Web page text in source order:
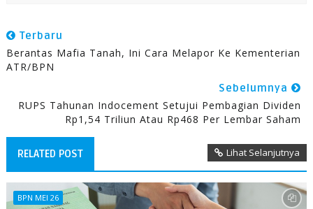
Terbaru
Berantas Mafia Tanah, Ini Cara Melapor Ke Kementerian
ATR/BPN
Sebelumnya
RUPS Tahunan Indocement Setujui Pembagian Dividen
Rp1,54 Triliun Atau Rp468 Per Lembar Saham
RELATED POST Lihat Selanjutnya
BPN MEI 26